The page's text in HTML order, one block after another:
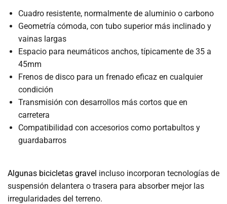
Cuadro resistente, normalmente de aluminio o carbono
Geometría cómoda, con tubo superior más inclinado y
vainas largas
Espacio para neumáticos anchos, típicamente de 35 a
45mm
Frenos de disco para un frenado eficaz en cualquier
condición
Transmisión con desarrollos más cortos que en
carretera
Compatibilidad con accesorios como portabultos y
guardabarros
Algunas bicicletas gravel incluso incorporan tecnologías de
suspensión delantera o trasera para absorber mejor las
irregularidades del terreno.